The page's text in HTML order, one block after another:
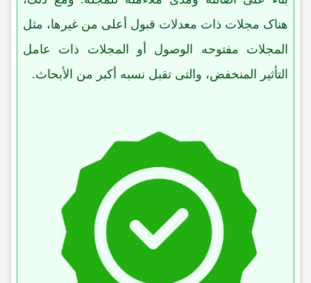
هناک مجلات ذات معدلات قبول أعلى من غیرها، مثل
المجلات مفتوحه الوصول أو المجلات ذات عامل
التأثیر المنخفض، والتی تقبل نسبه أکبر من الأبحاث.